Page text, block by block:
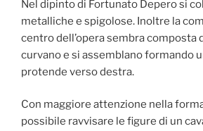
Nel dipinto di Fortunato Depero si
metalliche e spigolose. Inoltre la
centro dell’opera sembra composta
curvano e si assemblano formando
protende verso destra.
Con maggiore attenzione nella
possibile ravvisare le figure di un